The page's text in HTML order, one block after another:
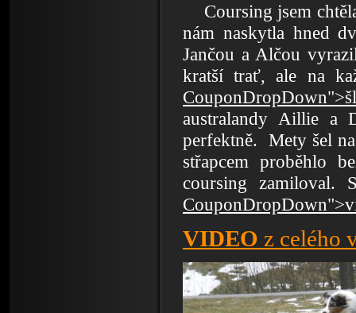
Coursing jsem
nám naskytla hned
Jančou a Alčou
kratší trať, ale na
australandy Aillie a
perfektně. Mety šel
střapcem proběhlo
coursing
VIDEO z celého